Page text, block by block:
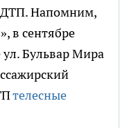
ДТП. Напомним,
в сентябре
ул. Бульвар Мира
телесные